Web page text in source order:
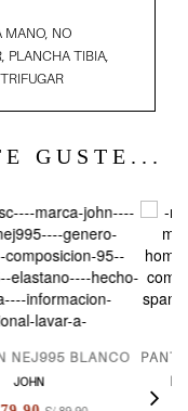
MANO, NO
PLANCHA TIBIA,
GUSTE...
PANTALON TONNY CON
ELÁSTICO AZUL